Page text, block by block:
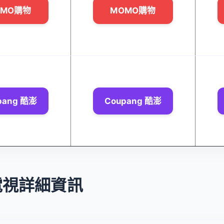
購物 MOMO購物
酷澎 Coupang 酷澎
詳細資訊